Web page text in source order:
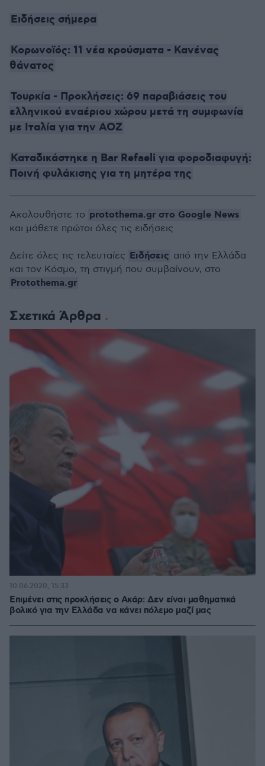
Ειδήσεις σήμερα
Κορωνοϊός: 11 νέα κρούσματα - Κανένας
θάνατος
Τουρκία - Προκλήσεις: 69 παραβιάσεις του
ελληνικού εναέριου χώρου μετά τη συμφωνία
με Ιταλία για την ΑΟΖ
Καταδικάστηκε η Bar Refaeli για φοροδιαφυγή:
Ποινή φυλάκισης για τη μητέρα της
Σχετικά Άρθρα
Επιμένει στις προκλήσεις ο Ακάρ: Δεν είναι μαθηματικά
βολικό για την Ελλάδα να κάνει πόλεμο μαζί μας
10.06.2020, 15:33
Ακολουθήστε το protothema.gr στο Google News
και μάθετε πρώτοι όλες τις ειδήσεις
Δείτε όλες τις τελευταίες Ειδήσεις από την Ελλάδα
και τον Κόσμο, τη στιγμή που συμβαίνουν, στο
Protothema.gr